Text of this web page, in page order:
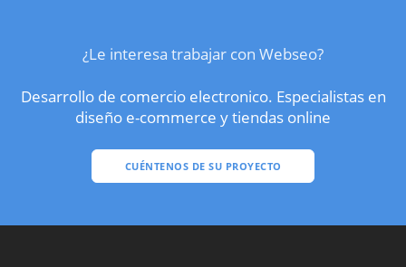
¿Le interesa trabajar con Webseo?
Desarrollo de comercio electronico. Especialistas en
diseño e-commerce y tiendas online
CUÉNTENOS DE SU PROYECTO